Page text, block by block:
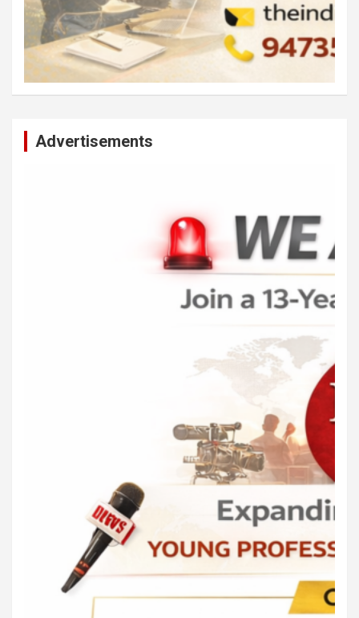
Advertisements